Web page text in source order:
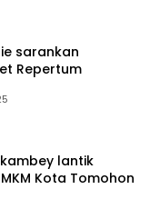
sarankan
Repertum
lantik
Kota Tomohon